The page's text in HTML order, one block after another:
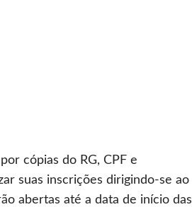
cópias do RG, CPF e
suas inscrições dirigindo-se ao
abertas até a data de início das